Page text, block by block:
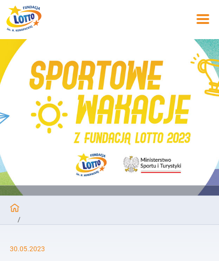
/
/
Sportowe Wakacje z Fundacją LOTTO 2023
30.05.2023